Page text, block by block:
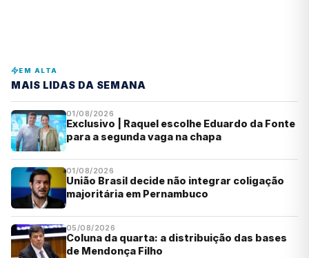
EM ALTA
MAIS LIDAS DA SEMANA
01/08/2026
Exclusivo | Raquel escolhe Eduardo da Fonte
para a segunda vaga na chapa
01/08/2026
União Brasil decide não integrar coligação
majoritária em Pernambuco
05/08/2026
Coluna da quarta: a distribuição das bases
de Mendonça Filho